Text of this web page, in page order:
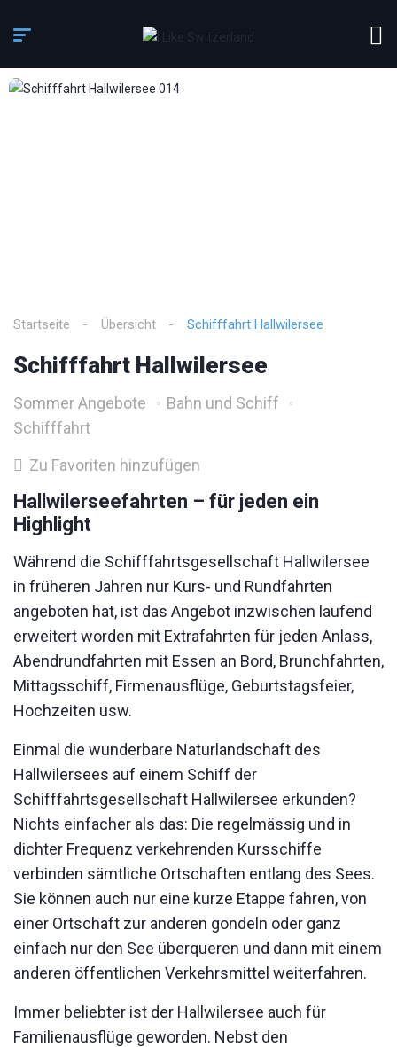
Startseite Übersicht Schifffahrt Hallwilersee
Schifffahrt Hallwilersee
Sommer Angebote
Bahn und Schiff
Schifffahrt
Zu Favoriten hinzufügen
Hallwilerseefahrten – für jeden ein
Highlight
Während die Schifffahrtsgesellschaft Hallwilersee
in früheren Jahren nur Kurs- und Rundfahrten
angeboten hat, ist das Angebot inzwischen laufend
erweitert worden mit Extrafahrten für jeden Anlass,
Abendrundfahrten mit Essen an Bord, Brunchfahrten,
Mittagsschiff, Firmenausflüge, Geburtstagsfeier,
Hochzeiten usw.
Einmal die wunderbare Naturlandschaft des
Hallwilersees auf einem Schiff der
Schifffahrtsgesellschaft Hallwilersee erkunden?
Nichts einfacher als das: Die regelmässig und in
dichter Frequenz verkehrenden Kursschiffe
verbinden sämtliche Ortschaften entlang des Sees.
Sie können auch nur eine kurze Etappe fahren, von
einer Ortschaft zur anderen gondeln oder ganz
einfach nur den See überqueren und dann mit einem
anderen öffentlichen Verkehrsmittel weiterfahren.
Immer beliebter ist der Hallwilersee auch für
Familienausflüge geworden. Nebst den